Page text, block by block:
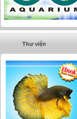
Thư viện